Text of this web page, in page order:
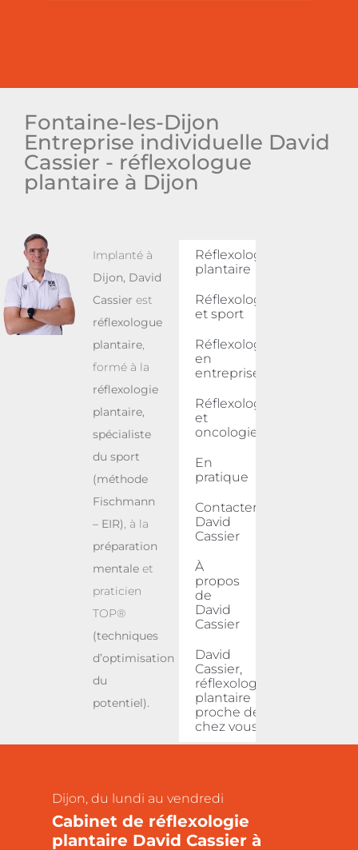
Fontaine-les-Dijon
Entreprise individuelle David
Cassier - réflexologue
plantaire à Dijon
Implanté à
Dijon, David
Cassier est
réflexologue
plantaire,
formé à la
réflexologie
plantaire,
spécialiste
du sport
(méthode
Fischmann
– EIR), à la
préparation
mentale et
praticien
TOP®
(techniques
d’optimisation
du
potentiel).
Réflexologie
plantaire
Réflexologie
et sport
Réflexologie
en
entreprise
Réflexologie
et
oncologie
En
pratique
Contacter
David
Cassier
À
propos
de
David
Cassier
David
Cassier,
réflexologue
plantaire
proche de
chez vous
Dijon, du lundi au vendredi
Cabinet de réflexologie
plantaire David Cassier à